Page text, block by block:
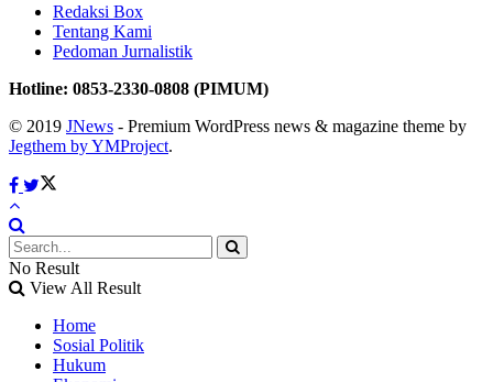
Redaksi Box
Tentang Kami
Pedoman Jurnalistik
Hotline: 0853-2330-0808 (PIMUM)
© 2019 JNews - Premium WordPress news & magazine theme by
Jegthem by YMProject.
No Result
View All Result
Home
Sosial Politik
Hukum